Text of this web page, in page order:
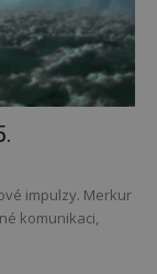
impulzy. Merkur
komunikaci,